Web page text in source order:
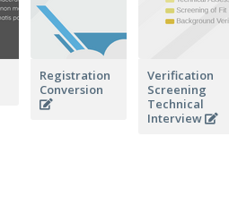
Registration
Conversion
Verification
Screening
Technical
Interview